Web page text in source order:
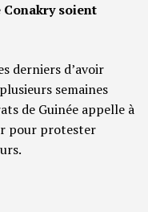
soient
derniers d’avoir
semaines
de Guinée appelle à
pour protester